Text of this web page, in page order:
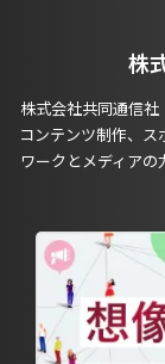
株
株式会社共同通信
コンテンツ制作、
ワークとメディア